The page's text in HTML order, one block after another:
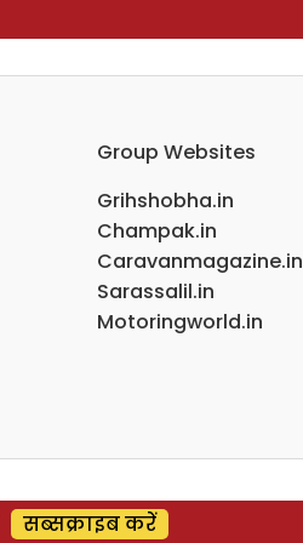
Group Websites
Grihshobha.in
Champak.in
Caravanmagazine.in
Sarassalil.in
Motoringworld.in
सब्सक्राइब करें